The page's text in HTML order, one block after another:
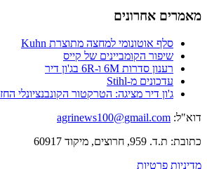
מאמרים אחרונים
סלף אוטונומי למחצה מתוצרת Kuhn
שיפור הקומביינים של קייס
רענון סדרות 6M ו-6R בג'ון דיר
עדכונים מ-Stihl
ג'ון דיר מציגה: הטרקטור הקונבנציונלי
דוא"ל: agrinews100@gmail.com
כתובת: ת.ד. 959, חרוצים, מיקוד 60917
מדיניות פרטיות